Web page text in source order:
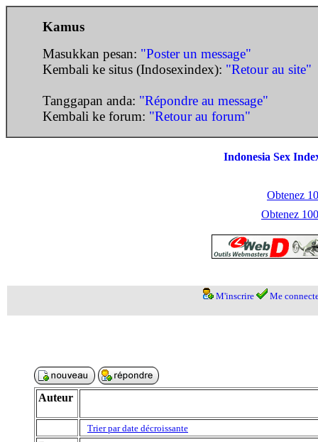
Kamus
Masukkan pesan: "Poster un message"
Kembali ke situs (Indosexindex): "Retour au site"
Tanggapan anda: "Répondre au message"
Kembali ke forum: "Retour au forum"
Indonesia Sex
Obtenez
Obtenez
M'inscrire Me
Auteur
Trier par date décroissante